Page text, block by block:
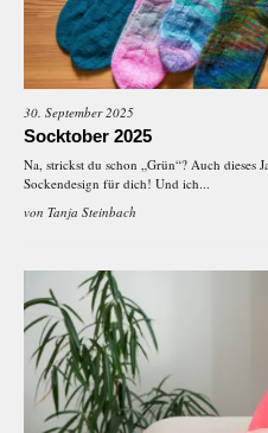
30. September 2025
Socktober 2025
Na, strickst du schon „Grün“? Auch dieses
Sockendesign für dich! Und ich...
von Tanja Steinbach